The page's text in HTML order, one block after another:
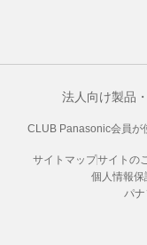
法人向け製品
CLUB Panasonic会員が
サイトマップサイトの
個人情報保
パ